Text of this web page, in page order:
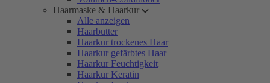
Haarmaske & Haarkur
Alle anzeigen
Haarbutter
Haarkur trockenes Haar
Haarkur gefärbtes Haar
Haarkur Feuchtigkeit
Haarkur Keratin